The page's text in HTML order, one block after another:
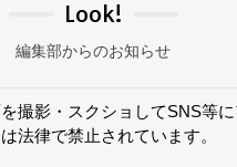
Look!
編集部からのお知らせ
撮影・スクショしてSNS等
法律で禁止されています。